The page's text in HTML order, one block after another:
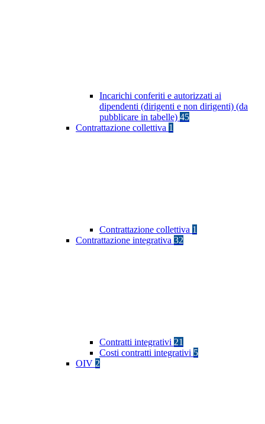
Incarichi conferiti e autorizzati ai
dipendenti (dirigenti e non dirigenti) (da
pubblicare in tabelle) 45
Contrattazione collettiva 1
Contrattazione collettiva 1
Contrattazione integrativa 32
Contratti integrativi 21
Costi contratti integrativi 5
OIV 2